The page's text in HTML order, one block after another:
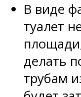
В виде
туалет
делать
трубам